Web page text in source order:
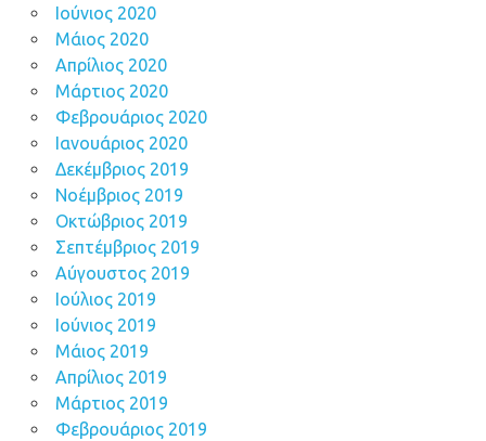
Ιούνιος 2020
Μάιος 2020
Απρίλιος 2020
Μάρτιος 2020
Φεβρουάριος 2020
Ιανουάριος 2020
Δεκέμβριος 2019
Νοέμβριος 2019
Οκτώβριος 2019
Σεπτέμβριος 2019
Αύγουστος 2019
Ιούλιος 2019
Ιούνιος 2019
Μάιος 2019
Απρίλιος 2019
Μάρτιος 2019
Φεβρουάριος 2019